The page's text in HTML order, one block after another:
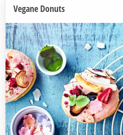
Vegane Donuts